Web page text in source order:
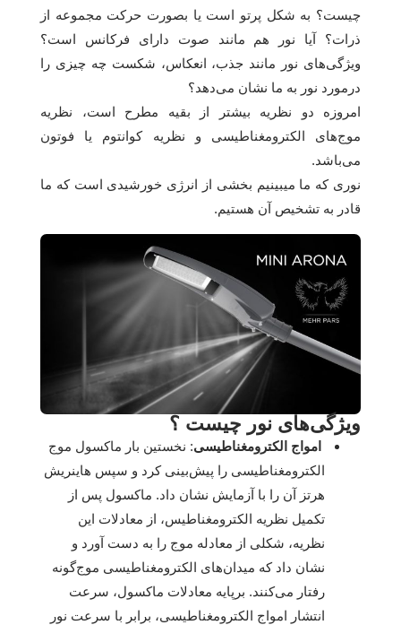
چیست؟ به شکل پرتو است یا بصورت حرکت مجموعه از
ذرات؟ آیا نور هم مانند صوت دارای فرکانس است؟
ویژگی‌های نور مانند جذب، انعکاس‌، شکست چه چیزی را
درمورد نور به ما نشان می‌دهد؟
امروزه دو نظریه بیشتر از بقیه مطرح است، نظریه
موج‌های الکترومغناطیسی و نظریه کوانتوم یا فوتون
می‌باشد.
نوری که ما میبینیم بخشی از انرژی خورشیدی است که ما
قادر به تشخیص آن هستیم.
ویژگی‌های نور چیست ؟
امواج الکترومغناطیسی: نخستین بار ماکسول موج
الکترومغناطیسی را پیش‌بینی کرد و سپس هاینریش
هرتز آن را با آزمایش نشان داد. ماکسول پس از
تکمیل نظریه الکترومغناطیس، از معادلات این
نظریه، شکلی از معادله موج را به دست آورد و
نشان داد که میدان‌های الکترومغناطیسی موج‌گونه
رفتار می‌کنند. برپایه معادلات ماکسول، سرعت
انتشار امواج الکترومغناطیسی، برابر با سرعت نور